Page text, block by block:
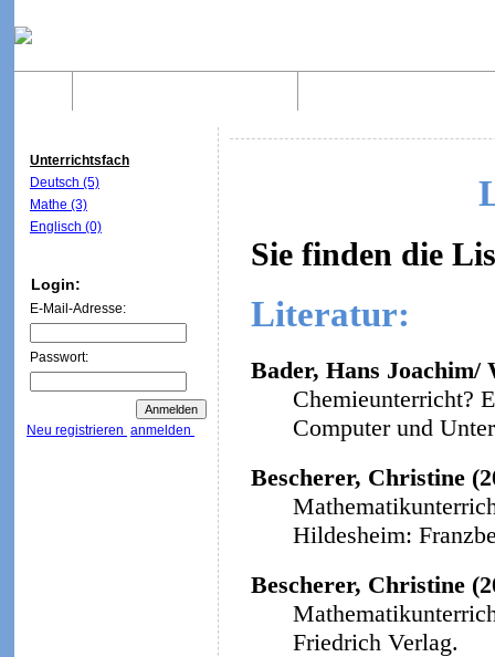
Unterrichtsfach
Deutsch (5)
Mathe (3)
Englisch (0)
Login:
E-Mail-Adresse:
Passwort:
Neu registrieren anmelden
Sie finden die
Literatur:
Bader, Hans Joachim/
Chemieunterricht?
Computer und
Bescherer, Christine
Hildesheim:
Bescherer, Christine
Friedrich Verlag.